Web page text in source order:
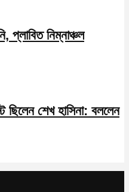
প্লাবিত নিম্নাঞ্চল
ছিলেন শেখ হাসিনা: বললেন